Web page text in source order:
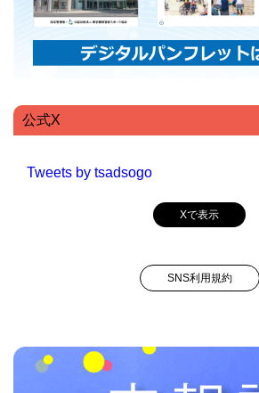
公式X
Tweets by tsadsogo
Xで表示
SNS利用規約